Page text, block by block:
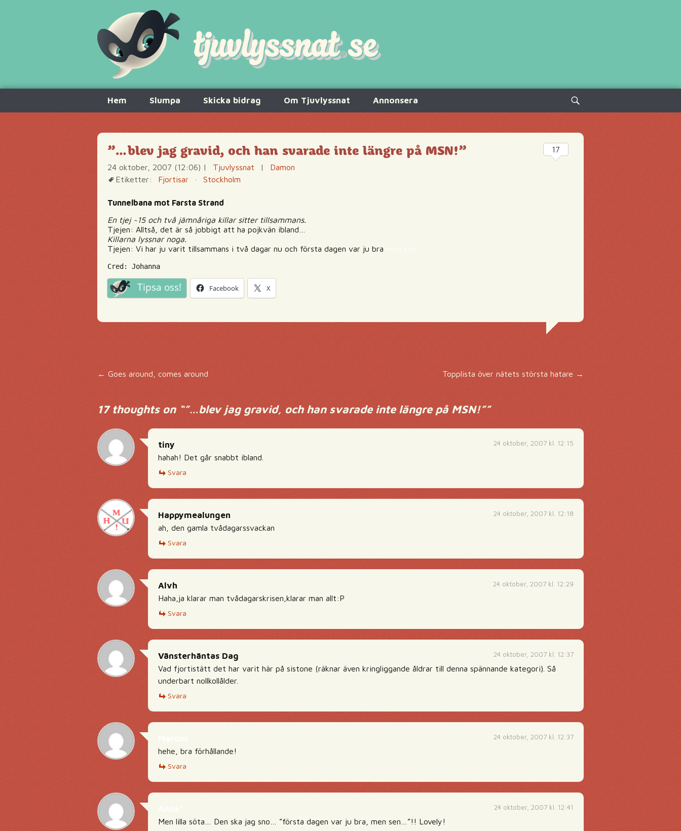
innehåll
Hem Slumpa Skicka bidrag Om Tjuvlyssnat Annonsera
Sök
efter:
”…blev jag gravid, och han svarade inte längre på MSN!”
24 oktober, 2007 (12:06) | Tjuvlyssnat |
Damon
Etiketter:
Fjortisar · Stockholm
Tunnelbana mot Farsta Strand
En tjej ~15 och två jämnåriga killar sitter tillsammans.
Tjejen: Alltså, det är så jobbigt att ha pojkvän ibland…
Killarna lyssnar noga.
Tjejen: Vi har ju varit tillsammans i två dagar nu och första dagen var ju bra
Cred: Johanna
Tipsa oss! Facebook X
17
Inläggsnavigering
← Goes around, comes around Topplista över nätets största hatare →
17 thoughts on “”…blev jag gravid, och han svarade inte längre på MSN!””
24 oktober, 2007 kl. 12:15
tiny
hahah! Det går snabbt ibland.
Svara
24 oktober, 2007 kl. 12:18
Happymealungen
ah, den gamla tvådagarssvackan
Svara
24 oktober, 2007 kl. 12:29
Alvh
Haha,ja klarar man tvådagarskrisen,klarar man allt:P
Svara
24 oktober, 2007 kl. 12:37
Vänsterhäntas Dag
Vad fjortistätt det har varit här på sistone (räknar även kringliggande åldrar till denna spännande kategori). Så
underbart nollkollålder.
Svara
24 oktober, 2007 kl. 12:37
hehe, bra förhållande!
Svara
24 oktober, 2007 kl. 12:41
Men lilla söta… Den ska jag sno… ”första dagen var ju bra, men sen…”!! Lovely!